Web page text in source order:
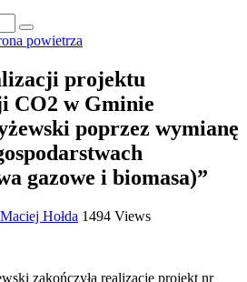
powietrza
projektu
CO2 w Gminie
poprzez wymianę
gazowe i biomasa)”
Maciej Hołda 1494 Views
zakończyła realizację projekt nr